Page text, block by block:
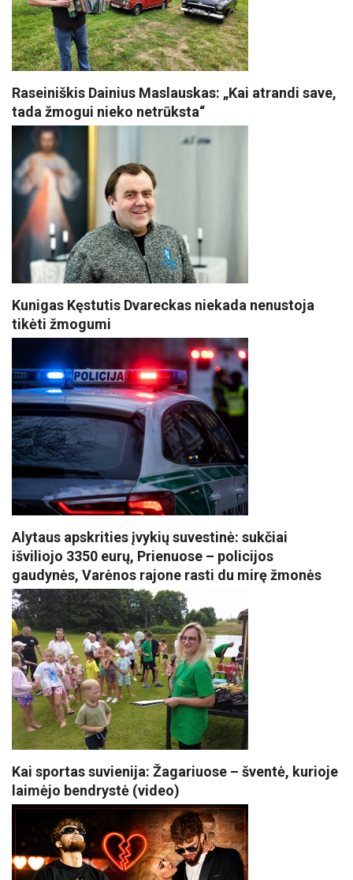
Raseiniškis Dainius Maslauskas: „Kai atrandi save,
tada žmogui nieko netrūksta“
Kunigas Kęstutis Dvareckas niekada nenustoja
tikėti žmogumi
Alytaus apskrities įvykių suvestinė: sukčiai
išviliojo 3350 eurų, Prienuose – policijos
gaudynės, Varėnos rajone rasti du mirę žmonės
Kai sportas suvienija: Žagariuose – šventė, kurioje
laimėjo bendrystė (video)